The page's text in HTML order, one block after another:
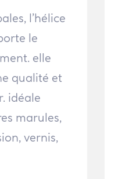
l’hélice
le
elle
qualité et
idéale
marules,
vernis,